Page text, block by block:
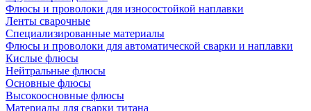
Флюсы и проволоки для износостойкой наплавки
Ленты сварочные
Специализированные материалы
Флюсы и проволоки для автоматической сварки и наплавки
Кислые флюсы
Нейтральные флюсы
Основные флюсы
Высокоосновные флюсы
Материалы для сварки титана